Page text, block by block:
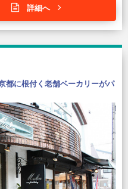
詳細へ
都に根付く老舗ベーカリーがパ